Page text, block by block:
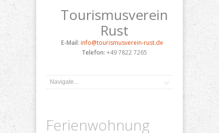
Tourismusverein
Rust
E-Mail: info@tourismusverein-rust.de
Telefon: +49 7822 7265
Ferienwohnung